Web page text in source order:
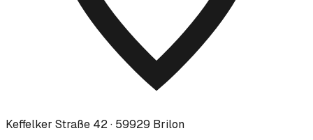
Keffelker Straße 42 · 59929 Brilon